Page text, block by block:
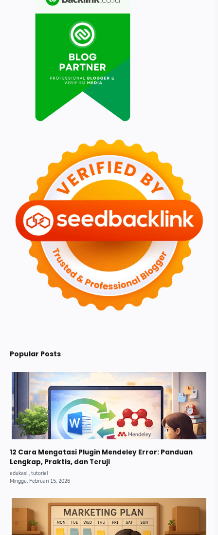
Popular Posts
12 Cara Mengatasi Plugin Mendeley Error: Panduan
Lengkap, Praktis, dan Teruji